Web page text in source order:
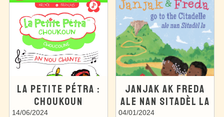
LA PETITE PÉTRA :
CHOUKOUN
14/06/2024
JANJAK AK FREDA
ALE NAN SITADÈL LA
04/01/2024